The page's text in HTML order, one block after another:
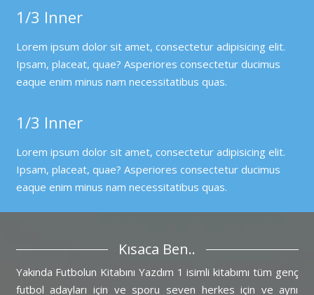
1/3 Inner
Lorem ipsum dolor sit amet, consectetur adipisicing elit.
Ipsam, placeat, quae? Asperiores consectetur ducimus
eaque enim minus nam necessitatibus quas.
1/3 Inner
Lorem ipsum dolor sit amet, consectetur adipisicing elit.
Ipsam, placeat, quae? Asperiores consectetur ducimus
eaque enim minus nam necessitatibus quas.
Kısaca Ben..
Yakında Futbolun Kitabını Yazdım 1 isimli kitabımı tüm genç
futbol adayları için ve sporu seven herkes için ve aynı